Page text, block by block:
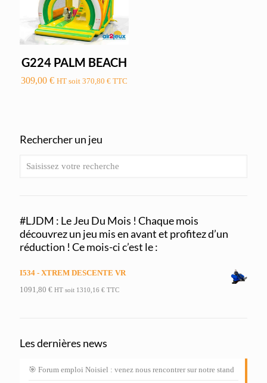
G224 PALM BEACH
309,00€ HT soit370,80€ TTC
Rechercher un jeu
#LJDM : Le Jeu Du Mois ! Chaque mois
découvrez un jeu mis en avant et profitez d’un
réduction ! Ce mois-ci c’est le :
I534 - XTREM DESCENTE VR
1091,80 € HT soit 1310,16 € TTC
Les dernières news
🎯 Forum emploi Noisiel : venez nous rencontrer sur notre stand